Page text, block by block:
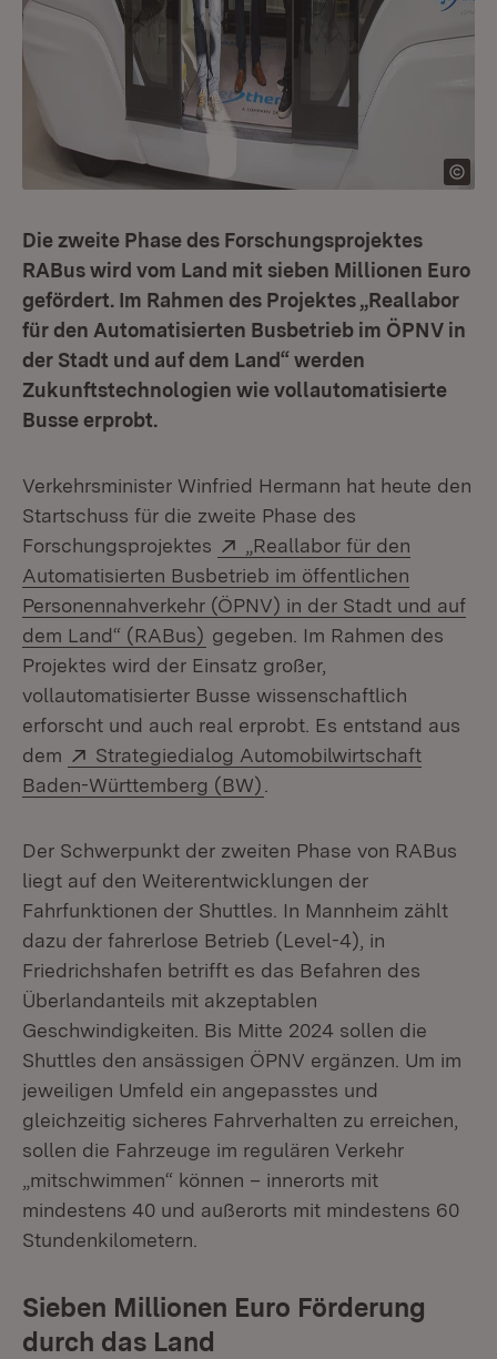
Die zweite Phase des Forschungsprojektes
RABus wird vom Land mit sieben Millionen Euro
gefördert. Im Rahmen des Projektes „Reallabor
für den Automatisierten Busbetrieb im ÖPNV in
der Stadt und auf dem Land“ werden
Zukunftstechnologien wie vollautomatisierte
Busse erprobt.
Verkehrsminister Winfried Hermann hat heute den
Startschuss für die zweite Phase des
Forschungsprojektes
Extern:
„Reallabor für den
Automatisierten Busbetrieb im öffentlichen
Personennahverkehr (ÖPNV) in der Stadt und auf
dem Land“ (RABus) (Öffnet in neuem Fenster)
gegeben. Im Rahmen des
Projektes wird der Einsatz großer,
vollautomatisierter Busse wissenschaftlich
erforscht und auch real erprobt. Es entstand aus
dem
Extern:
Strategiedialog Automobilwirtschaft
Baden-Württemberg (BW)
Der Schwerpunkt der zweiten Phase von RABus
liegt auf den Weiterentwicklungen der
Fahrfunktionen der Shuttles. In Mannheim zählt
dazu der fahrerlose Betrieb (Level-4), in
Friedrichshafen betrifft es das Befahren des
Überlandanteils mit akzeptablen
Geschwindigkeiten. Bis Mitte 2024 sollen die
Shuttles den ansässigen ÖPNV ergänzen. Um im
jeweiligen Umfeld ein angepasstes und
gleichzeitig sicheres Fahrverhalten zu erreichen,
sollen die Fahrzeuge im regulären Verkehr
„mitschwimmen“ können – innerorts mit
mindestens 40 und außerorts mit mindestens 60
Stundenkilometern.
Sieben Millionen Euro Förderung
durch das Land